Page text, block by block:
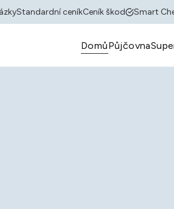
Standardní ceníkCeník škod Smart
DomůPůjčovna